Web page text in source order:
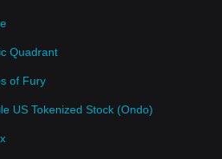
Quadrant
of Fury
US Tokenized Stock (Ondo)